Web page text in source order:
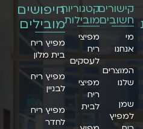
קישורים
חשובים
מי
אנחנו
המוצרים
שלנו
שמן
למפיץ
קטגוריות
מובילות
מפיצי
ריח
לעסקים
מפיצי
ריח
לבית
חיפושים
מובילים
מפיץ ריח
בית מלון
מפיץ ריח
לבניין
מפיץ ריח
לחדר